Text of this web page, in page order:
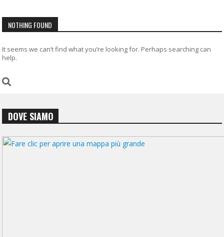
NOTHING FOUND
It seems we can’t find what you’re looking for. Perhaps searching can
help.
DOVE SIAMO